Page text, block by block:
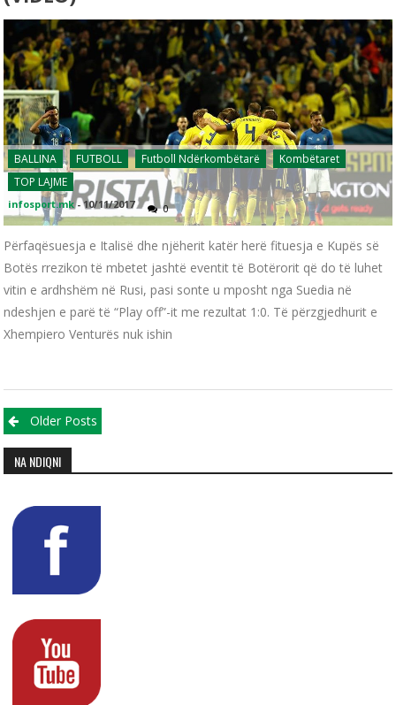
BALLINA FUTBOLL Futboll Ndërkombëtarë
Kombëtaret
TOP LAJME
infosport.mk -10/11/2017 0
Përfaqësuesja e Italisë dhe njëherit katër herë fituesja e Kupës së
Botës rrezikon të mbetet jashtë eventit të Botërorit që do të luhet
vitin e ardhshëm në Rusi, pasi sonte u mposht nga Suedia në
ndeshjen e parë të “Play off”-it me rezultat 1:0. Të përzgjedhurit e
Xhempiero Venturës nuk ishin
Posts navigation
Older Posts
NA NDIQNI